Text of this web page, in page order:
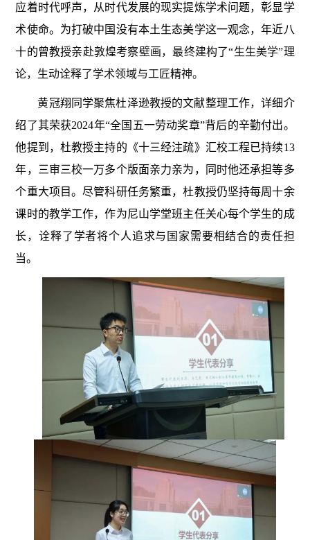
应着时代呼声，从时代发展的现实提炼学术问题，彰显学
术使命。为打破中国没有本土生态美学这一观念，年近八
十的曾教授亲赴敦煌考察壁画，最终建构了“生生美学”理
论，生动诠释了学术领域与工匠精神。
黄冠翔同学聚焦杜泽逊教授的文献整理工作，详细介
绍了其荣获2024年“全国五一劳动奖章”背后的辛勤付出。
他提到，杜教授主持的《十三经注疏》汇校工程已持续13
年，三审三校一万多个版面亲力亲为，同时他还承担等多
个重大项目。尽管科研任务繁重，杜教授仍坚持每周十余
课时的教学工作，作为尼山学堂班主任关心每个学生的成
长，诠释了学者将个人追求与国家需要相结合的责任担
当。